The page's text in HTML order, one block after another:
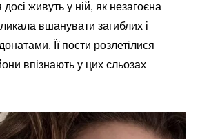
досі живуть у ній, як незагоєна
вшанувати загиблих і
Її пости розлетілися
впізнають у цих сльозах